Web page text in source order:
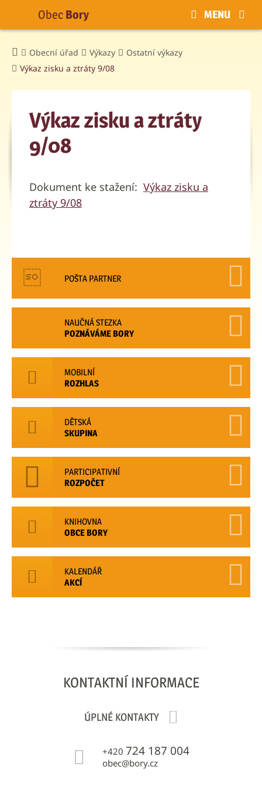
Obecní úřad Výkazy
Ostatní výkazy
Výkaz zisku a ztráty 9/08
Výkaz zisku a ztráty
9/08
Dokument ke stažení: Výkaz zisku a
ztráty 9/08
POŠTA PARTNER
NAUČNÁ STEZKA
POZNÁVÁME BORY
MOBILNÍ
ROZHLAS
DĚTSKÁ
SKUPINA
PARTICIPATIVNÍ
ROZPOČET
KNIHOVNA
OBCE BORY
KALENDÁŘ
AKCÍ
KONTAKTNÍ INFORMACE
+420 724 187 004
obec@bory.cz
ÚPLNÉ KONTAKTY
Obec Bory MENU